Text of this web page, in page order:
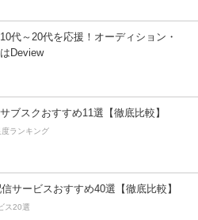
代～20代を応援！オーディション・
Deview
ブスクおすすめ11選【徹底比較】
ランキング
サービスおすすめ40選【徹底比較】
ス20選